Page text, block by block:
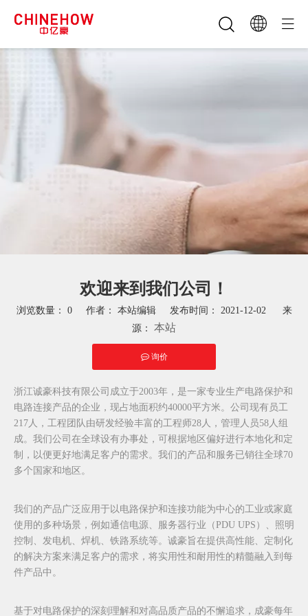
欢迎来到我们公司！
浏览数量： 0作者： 本站编辑 发布时间： 2021-12-02 来
源： 本站
询价
["facebook","twitter","line","wechat","linkedin","pinterest","whatsapp"]
浙江诚豪科技有限公司成立于2003年，是一家专业生产电路保护和
电路连接产品的企业，现占地面积约40000平方米。公司现有员工
217人，工程团队由研发经验丰富的工程师28人，管理人员58人组
成。我们公司在全球设有办事处，可根据地区偏好进行本地化和定
制，以便更好地满足客户的需求。我们的产品和服务已销往全球70
多个国家和地区。
我们的产品广泛应用于以电路保护和连接功能为中心的工业或家庭
使用的多种场景，例如通信电源、服务器行业（PDU UPS）、照明
控制、发电机、焊机、铁路系统等。诚豪旨在提供高性能、定制化
的解决方案来满足客户的需求，将实用性和耐用性的精髓融入到每
件产品中。
基于对电路保护的深刻理解和对高品质产品的不懈追求，成豪每年